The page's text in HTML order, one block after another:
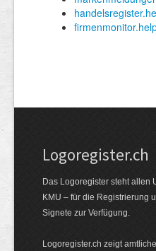
Logoregister.ch
Das Logoregister steht allen
KMU – für die Registrierung
Signete zur Verfügung.
Logoregister.ch zeigt